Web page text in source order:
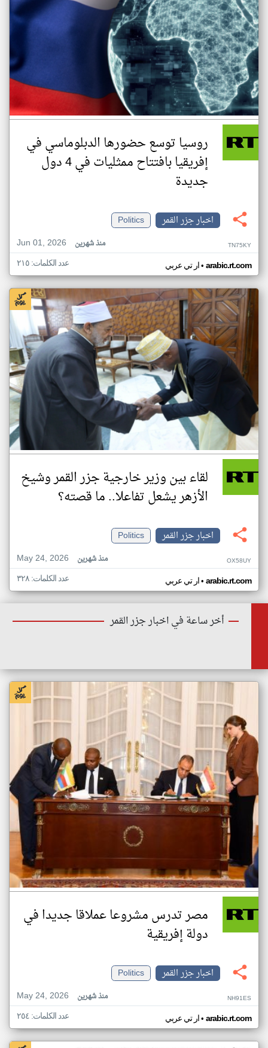
روسيا توسع حضورها الدبلوماسي في
إفريقيا بافتتاح ممثليات في 4 دول
جديدة
اخبار جزر القمر
Politics
Jun 01, 2026
منذ شهرين TN75KY
ار تي عربي• arabic.rt.com عدد الكلمات: ٢١٥
لقاء بين وزير خارجية جزر القمر وشيخ
الأزهر يشعل تفاعلا.. ما قصته؟
اخبار جزر القمر
Politics
May 24, 2026
منذ شهرين OX58UY
ار تي عربي• arabic.rt.com عدد الكلمات: ٣٢٨
أخر ساعة في اخبار جزر القمر
مصر تدرس مشروعا عملاقا جديدا في
دولة إفريقية
اخبار جزر القمر
Politics
May 24, 2026
منذ شهرين NH91ES
ار تي عربي• arabic.rt.com عدد الكلمات: ٢٥٤